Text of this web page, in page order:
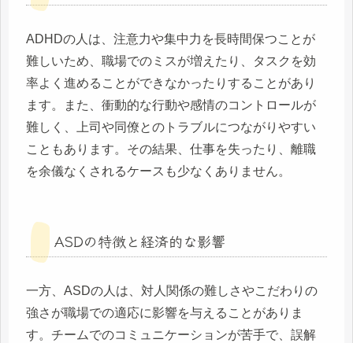
ADHDの人は、注意力や集中力を長時間保つことが
難しいため、職場でのミスが増えたり、タスクを効
率よく進めることができなかったりすることがあり
ます。また、衝動的な行動や感情のコントロールが
難しく、上司や同僚とのトラブルにつながりやすい
こともあります。その結果、仕事を失ったり、離職
を余儀なくされるケースも少なくありません。
ASDの特徴と経済的な影響
一方、ASDの人は、対人関係の難しさやこだわりの
強さが職場での適応に影響を与えることがありま
す。チームでのコミュニケーションが苦手で、誤解